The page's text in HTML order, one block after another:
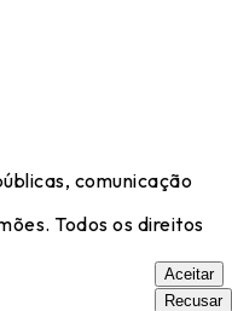
comunicação
Todos os direitos
Aceitar
Recusar